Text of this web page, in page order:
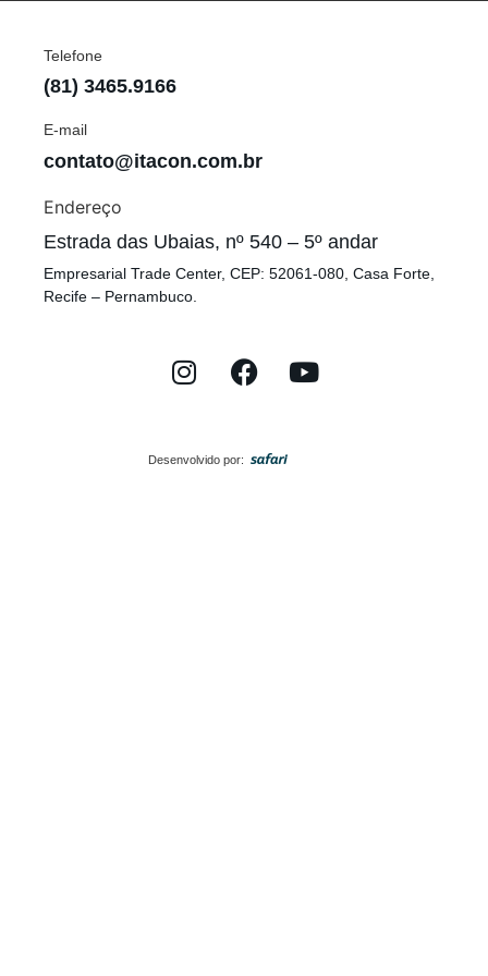
Telefone
(81) 3465.9166
E-mail
contato@itacon.com.br
Endereço
Estrada das Ubaias, nº 540 – 5º andar
Empresarial Trade Center, CEP: 52061-080, Casa Forte,
Recife – Pernambuco.
Desenvolvido por: